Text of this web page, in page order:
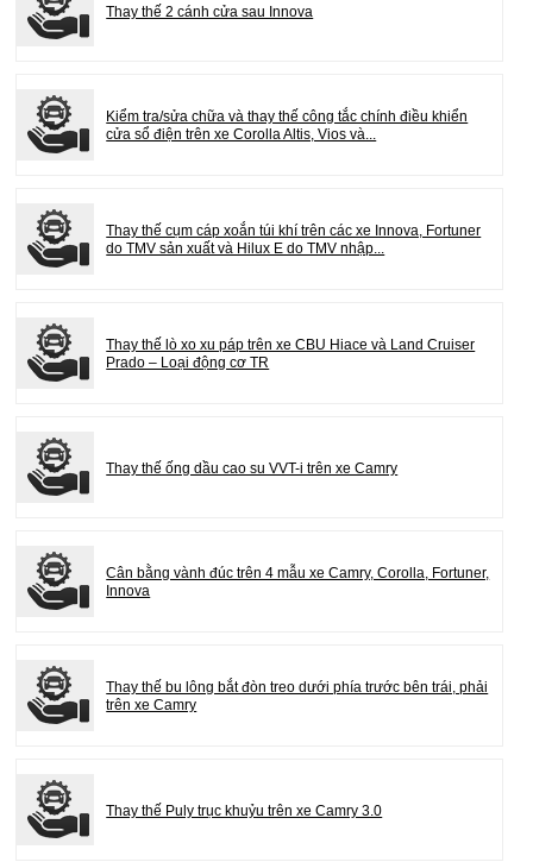
Thay thế 2 cánh cửa sau Innova
Kiểm tra/sửa chữa và thay thế công tắc chính điều khiển
cửa sổ điện trên xe Corolla Altis, Vios và...
Thay thế cụm cáp xoắn túi khí trên các xe Innova, Fortuner
do TMV sản xuất và Hilux E do TMV nhập...
Thay thế lò xo xu páp trên xe CBU Hiace và Land Cruiser
Prado – Loại động cơ TR
Thay thế ống dầu cao su VVT-i trên xe Camry
Cân bằng vành đúc trên 4 mẫu xe Camry, Corolla, Fortuner,
Innova
Thay thế bu lông bắt đòn treo dưới phía trước bên trái, phải
trên xe Camry
Thay thế Puly trục khuỷu trên xe Camry 3.0